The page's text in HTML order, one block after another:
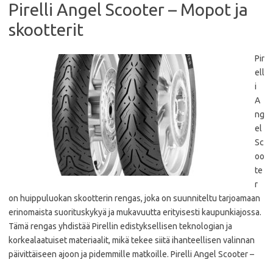
Pirelli Angel Scooter – Mopot ja
skootterit
Pir
ell
i
A
ng
el
Sc
oo
te
r
on huippuluokan skootterin rengas, joka on suunniteltu tarjoamaan
erinomaista suorituskykyä ja mukavuutta erityisesti kaupunkiajossa.
Tämä rengas yhdistää Pirellin edistyksellisen teknologian ja
korkealaatuiset materiaalit, mikä tekee siitä ihanteellisen valinnan
päivittäiseen ajoon ja pidemmille matkoille. Pirelli Angel Scooter –